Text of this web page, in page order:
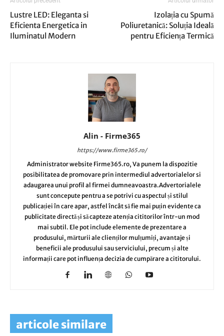
Lustre LED: Eleganta si
Eficienta Energetica in
Iluminatul Modern
Izolația cu Spumă
Poliuretanică: Soluția Ideală
pentru Eficiența Termică
Alin - Firme365
https://www.firme365.ro/
Administrator website Firme365.ro, Va punem la dispozitie
posibilitatea de promovare prin intermediul advertorialelor si
adaugarea unui profil al firmei dumneavoastra.Advertorialele
sunt concepute pentru a se potrivi cu aspectul și stilul
publicației în care apar, astfel încât să fie mai puțin evidente ca
publicitate directă și să capteze atenția cititorilor într-un mod
mai subtil. Ele pot include elemente de prezentare a
produsului, mărturii ale clienților mulțumiți, avantaje și
beneficii ale produsului sau serviciului, precum și alte
informații care pot influența decizia de cumpărare a cititorului.
articole similare